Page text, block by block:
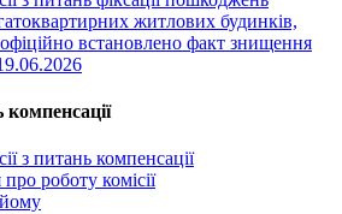
житлових будинків,
встановлено факт знищення
компенсації
з питань компенсації
роботу комісії